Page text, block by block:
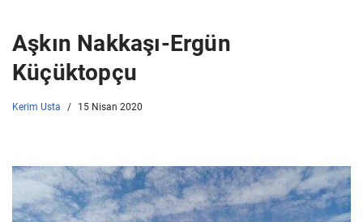
Aşkın Nakkaşı-Ergün
Küçüktopçu
Kerim Usta 15 Nisan 2020